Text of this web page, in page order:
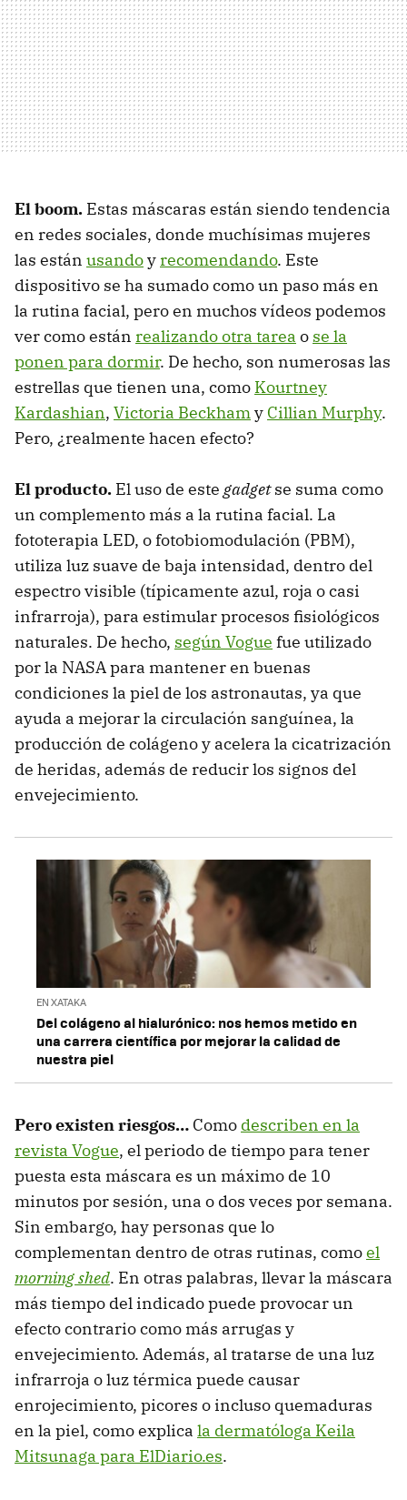
El boom. Estas máscaras están siendo tendencia
en redes sociales, donde muchísimas mujeres
las están usandoyrecomendando. Este
dispositivo se ha sumado como un paso más en
la rutina facial, pero en muchos vídeos podemos
ver como están realizando otra tarea o se la
ponen para dormir. De hecho, son numerosas las
estrellas que tienen una, como Kourtney
Kardashian, Victoria Beckhamy Cillian Murphy.
Pero, ¿realmente hacen efecto?
El producto. El uso de este gadgetse suma como
un complemento más a la rutina facial. La
fototerapia LED, o fotobiomodulación (PBM),
utiliza luz suave de baja intensidad, dentro del
espectro visible (típicamente azul, roja o casi
infrarroja), para estimular procesos fisiológicos
naturales. De hecho, según Vogue fue utilizado
por la NASA para mantener en buenas
condiciones la piel de los astronautas, ya que
ayuda a mejorar la circulación sanguínea, la
producción de colágeno y acelera la cicatrización
de heridas, además de reducir los signos del
envejecimiento.
EN XATAKA
Del colágeno al hialurónico: nos hemos metido en
una carrera científica por mejorar la calidad de
nuestra piel
Pero existen riesgos… Como describen en la
revista Vogue, el periodo de tiempo para tener
puesta esta máscara es un máximo de 10
minutos por sesión, una o dos veces por semana.
Sin embargo, hay personas que lo
complementan dentro de otras rutinas, comoel
morning shed. En otras palabras, llevar la máscara
más tiempo del indicado puede provocar un
efecto contrario como más arrugas y
envejecimiento. Además, al tratarse de una luz
infrarroja o luz térmica puede causar
enrojecimiento, picores o incluso quemaduras
en la piel, como explica la dermatóloga Keila
Mitsunaga para ElDiario.es.